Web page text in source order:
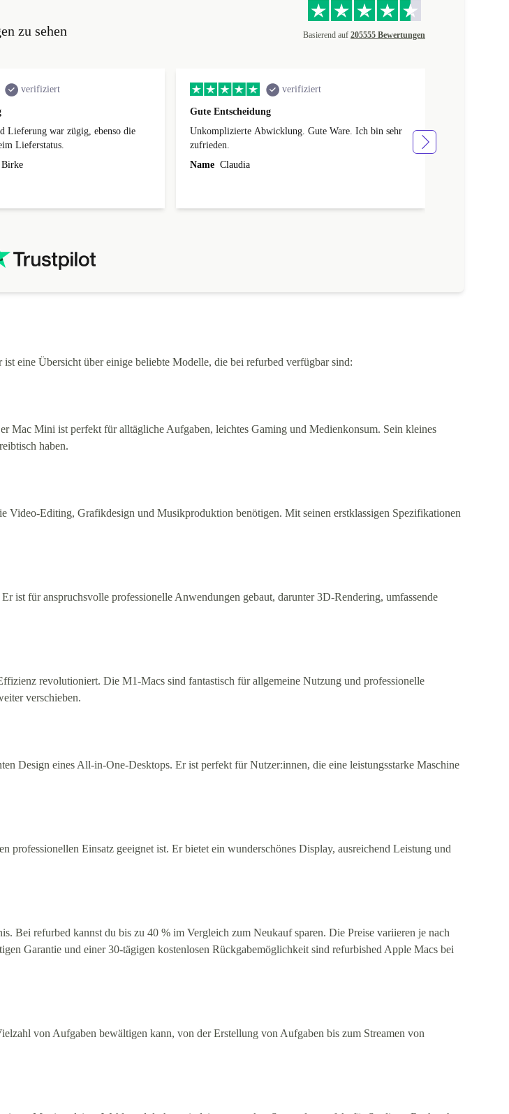
zu sehen Basierend auf 205555 Bewertungen
verifiziert
Lieferung war zügig, ebenso die
Lieferstatus.
Birke
verifiziert
Gute Entscheidung
Unkomplizierte Abwicklung. Gute Ware. Ich bin sehr
zufrieden.
Name Claudia
eine Übersicht über einige beliebte Modelle, die bei refurbed verfügbar sind:
Mac Mini ist perfekt für alltägliche Aufgaben, leichtes Gaming und Medienkonsum. Sein kleines
haben.
Editing, Grafikdesign und Musikproduktion benötigen. Mit seinen erstklassigen Spezifikationen
ist für anspruchsvolle professionelle Anwendungen gebaut, darunter 3D-Rendering, umfassende
revolutioniert. Die M1-Macs sind fantastisch für allgemeine Nutzung und professionelle
verschieben.
Design eines All-in-One-Desktops. Er ist perfekt für Nutzer:innen, die eine leistungsstarke Maschine
Einsatz geeignet ist. Er bietet ein wunderschönes Display, ausreichend Leistung und
Bei refurbed kannst du bis zu 40 % im Vergleich zum Neukauf sparen. Die Preise variieren je nach
Garantie und einer 30-tägigen kostenlosen Rückgabemöglichkeit sind refurbished Apple Macs bei
von Aufgaben bewältigen kann, von der Erstellung von Aufgaben bis zum Streamen von